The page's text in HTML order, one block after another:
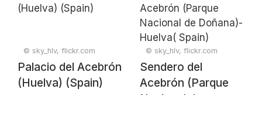
© sky_hlv, flickr.com
Palacio del Acebrón
(Huelva) (Spain)
© sky_hlv, flickr.com
Sendero del
Acebrón (Parque
Nacional de